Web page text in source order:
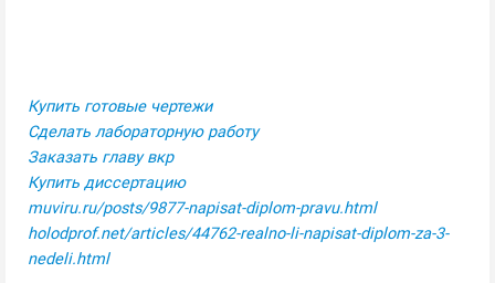
Купить готовые чертежи
Сделать лабораторную работу
Заказать главу вкр
Купить диссертацию
muviru.ru/posts/9877-napisat-diplom-pravu.html
holodprof.net/articles/44762-realno-li-napisat-diplom-za-3-
nedeli.html